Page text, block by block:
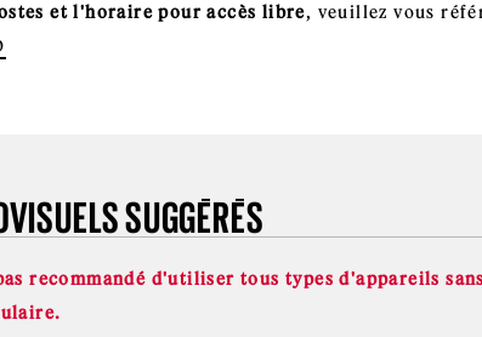
et l'horaire pour accès libre, veuillez vous
SUGGÉRÉS
recommandé d'utiliser tous types d'appareils